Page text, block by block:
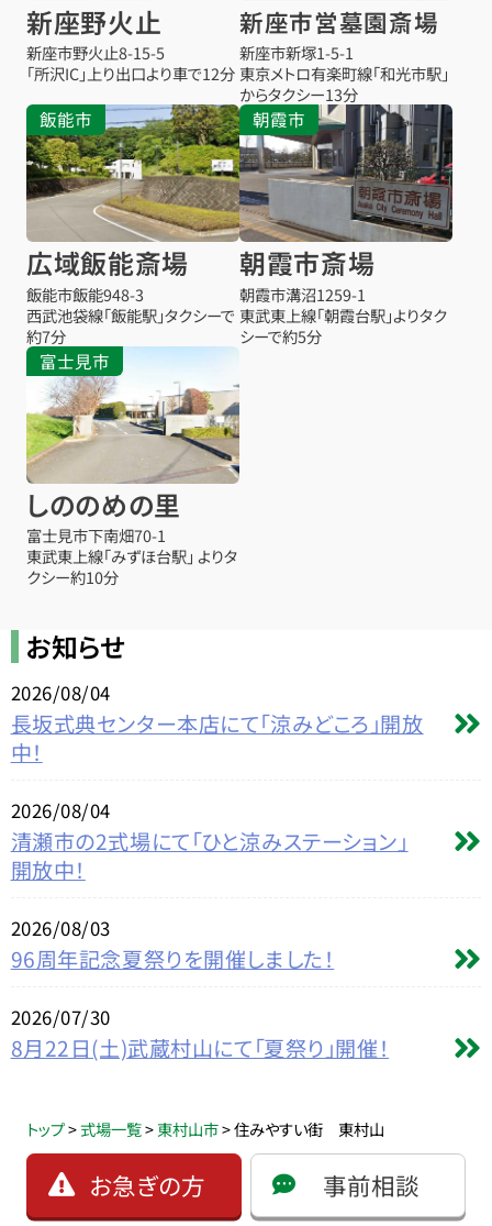
新座野火止
新座市野火止8-15-5
「所沢IC」上り出口より車で12分
新座市営墓園斎場
新座市新塚1-5-1
東京メトロ有楽町線「和光市駅」
からタクシー13分
飯能市
広域飯能斎場
飯能市飯能948-3
西武池袋線「飯能駅」タクシーで
約7分
朝霞市
朝霞市斎場
朝霞市溝沼1259-1
東武東上線「朝霞台駅」よりタク
シーで約5分
富士見市
しののめの里
富士見市下南畑70-1
東武東上線「みずほ台駅」 よりタ
クシー約10分
お知らせ
2026/08/04
長坂式典センター本店にて「涼みどころ」開放
中！
2026/08/04
清瀬市の2式場にて「ひと涼みステーション」
開放中！
2026/08/03
96周年記念夏祭りを開催しました！
2026/07/30
8月22日(土)武蔵村山にて「夏祭り」開催！
トップ>式場一覧>東村山市>住みやすい街 東村山
お急ぎの方 事前相談